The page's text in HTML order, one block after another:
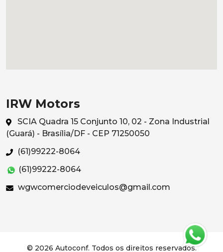
IRW Motors
SCIA Quadra 15 Conjunto 10, 02 - Zona Industrial
(Guará) - Brasília/DF - CEP 71250050
(61)99222-8064
(61)99222-8064
wgwcomerciodeveiculos@gmail.com
© 2026 Autoconf. Todos os direitos reservados.